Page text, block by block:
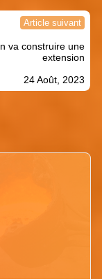
Article suivant
va construire une
extension
24 Août, 2023